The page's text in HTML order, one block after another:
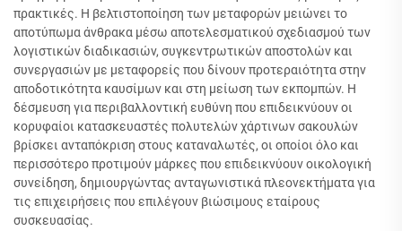
πρακτικές. Η βελτιστοποίηση των μεταφορών μειώνει το
αποτύπωμα άνθρακα μέσω αποτελεσματικού σχεδιασμού των
λογιστικών διαδικασιών, συγκεντρωτικών αποστολών και
συνεργασιών με μεταφορείς που δίνουν προτεραιότητα στην
αποδοτικότητα καυσίμων και στη μείωση των εκπομπών. Η
δέσμευση για περιβαλλοντική ευθύνη που επιδεικνύουν οι
κορυφαίοι κατασκευαστές πολυτελών χάρτινων σακουλών
βρίσκει ανταπόκριση στους καταναλωτές, οι οποίοι όλο και
περισσότερο προτιμούν μάρκες που επιδεικνύουν οικολογική
συνείδηση, δημιουργώντας ανταγωνιστικά πλεονεκτήματα για
τις επιχειρήσεις που επιλέγουν βιώσιμους εταίρους
συσκευασίας.